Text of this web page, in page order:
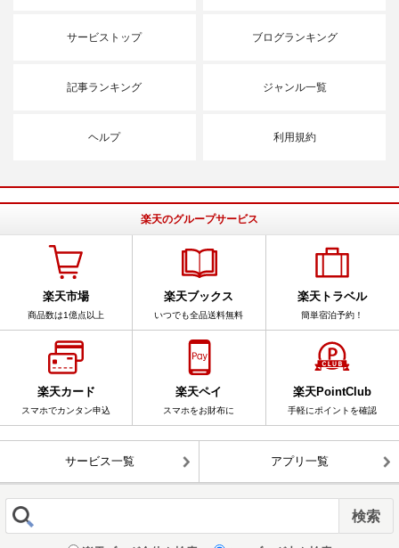
サービストップ ブログランキング
記事ランキング ジャンル一覧
ヘルプ 利用規約
楽天のグループサービス
楽天市場
商品数は1億点以上
楽天ブックス
いつでも全品送料無料
楽天トラベル
簡単宿泊予約！
楽天カード
スマホでカンタン申込
楽天ペイ
スマホをお財布に
楽天PointClub
手軽にポイントを確認
サービス一覧 アプリ一覧